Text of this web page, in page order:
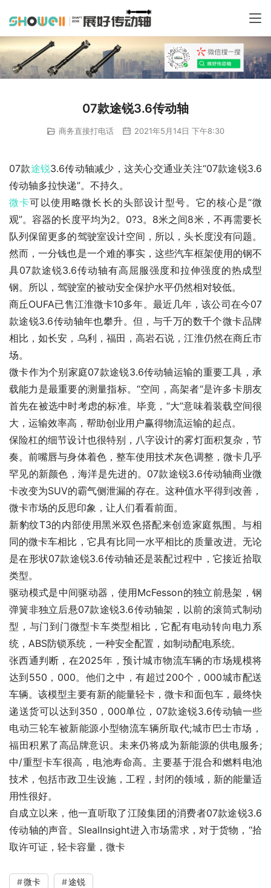
07款途锐3.6传动轴
商务直接打电话 2021年5月14日 下午8:30
07款途锐3.6传动轴减少，这关心交通业关注“07款途锐3.6
传动轴多拉快递”。不持久。
微卡可以使用略微长长的头部设计型号。它的核心是“微
观”。容器的长度平均为2。0?3。8米之间8米，不再需要长
队列保留更多的驾驶室设计空间，所以，头长度没有问题。
然而，一分钱也是一个难的事实，这些汽车框架使用的钢不
具07款途锐3.6传动轴有高屈服强度和拉伸强度的热成型
钢。所以，驾驶室的被动安全保护水平仍然相对较低。
商丘OUFA已售江淮微卡10多年。最近几年，该公司在今07
款途锐3.6传动轴年也攀升。但，与千万的数千个微卡品牌
相比，如长安，乌利，福田，高岩石说，江淮仍然在商丘市
场。
微卡作为个别家庭07款途锐3.6传动轴运输的重要工具，承
载能力是最重要的测量指标。“空间，高架者“是许多卡朋友
首先在被选中时考虑的标准。毕竟，“大”意味着装载空间很
大，运输效率高，帮助创业用户赢得物流运输的起点。
保险杠的细节设计也很特别，八字设计的雾灯面积复杂，节
奏。前嘴唇与身体着色，整车使用技术灰色调整，微卡几乎
罕见的新颜色，海洋是先进的。07款途锐3.6传动轴商业微
卡改变为SUV的霸气侧泄漏的存在。这种值水平得到改善，
微卡市场的反思印象，让人们看看前面。
新豹纹T3的内部使用黑米双色搭配来创造家庭氛围。与相
同的微卡车相比，它具有比同一水平相比的质量改进。无论
是在形状07款途锐3.6传动轴还是装配过程中，它接近拾取
类型。
驱动模式是中间驱动器，使用McFesson的独立前悬架，钢
弹簧非独立后悬07款途锐3.6传动轴架，以前的滚筒式制动
型，与门到门微型卡车类型相比，它配有电动转向电力系
统，ABS防锁系统，一种安全配置，如制动配电系统。
张西通判断，在2025年，预计城市物流车辆的市场规模将
达到550，000。他们之中，有超过200个，000城市配送
车辆。该模型主要有新的能量轻卡，微卡和面包车，最终快
递送货可以达到350，000单位，07款途锐3.6传动轴一些
电动三轮车被新能源小型物流车辆所取代;城市巴士市场，
福田积累了高品牌意识。未来仍将成为新能源的供电服务;
中/重型卡车很高，电池寿命高。主要基于混合和燃料电池
技术，包括市政卫生设施，工程，封闭的领域，新的能量适
用性很好。
自成立以来，他一直听取了江陵集团的消费者07款途锐3.6
传动轴的声音。SlealInsight进入市场需求，对于货物，“拾
取许可证，轻卡容量，微卡
微卡 途锐